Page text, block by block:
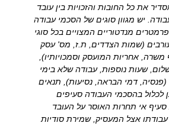
את כל החובות והזכויות בין עובד
יש מגוון סוגים של הסכמי עבודה
מנדטוריים המצויים בכל סוגי
(שמות הצדדים, ת.ז, מס' עסק
אחריות המועסק וסמכויותיו),
שעות נוספות, עבודה שלא בימי
(פנסיה, דמי הבראה, נסיעות), תנאים
לכלול בהסכמי העבודה סעיפים
אי תחרות האוסר על העובד
אצל המעסיק, שמירת סודיות